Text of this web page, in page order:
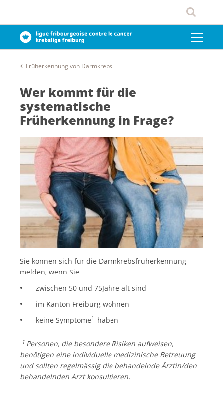
Früherkennung von Darmkrebs
Wer kommt für die
systematische
Früherkennung in Frage?
Sie können sich für die Darmkrebsfrüherkennung
melden, wenn Sie
zwischen 50 und 75Jahre alt sind
im Kanton Freiburg wohnen
keine Symptome1 haben
1 Personen, die besondere Risiken aufweisen,
benötigen eine individuelle medizinische Betreuung
und sollten regelmässig die behandelnde Ärztin/den
behandelnden Arzt konsultieren.